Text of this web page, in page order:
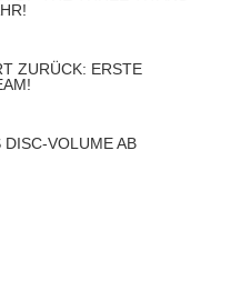
ZURÜCK: ERSTE
VOLUME AB